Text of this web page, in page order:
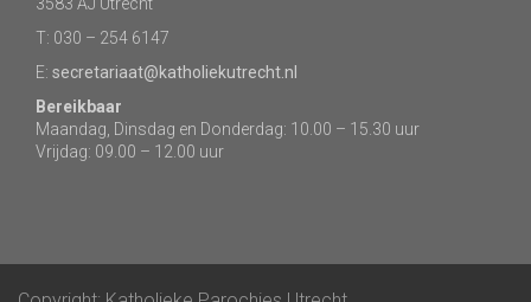
T: 030 – 254 6147
E: secretariaat@katholiekutrecht.nl
Bereikbaar
Maandag, Dinsdag en Donderdag: 10.00 – 15.30 uur
Vrijdag: 09.00 – 12.00 uur